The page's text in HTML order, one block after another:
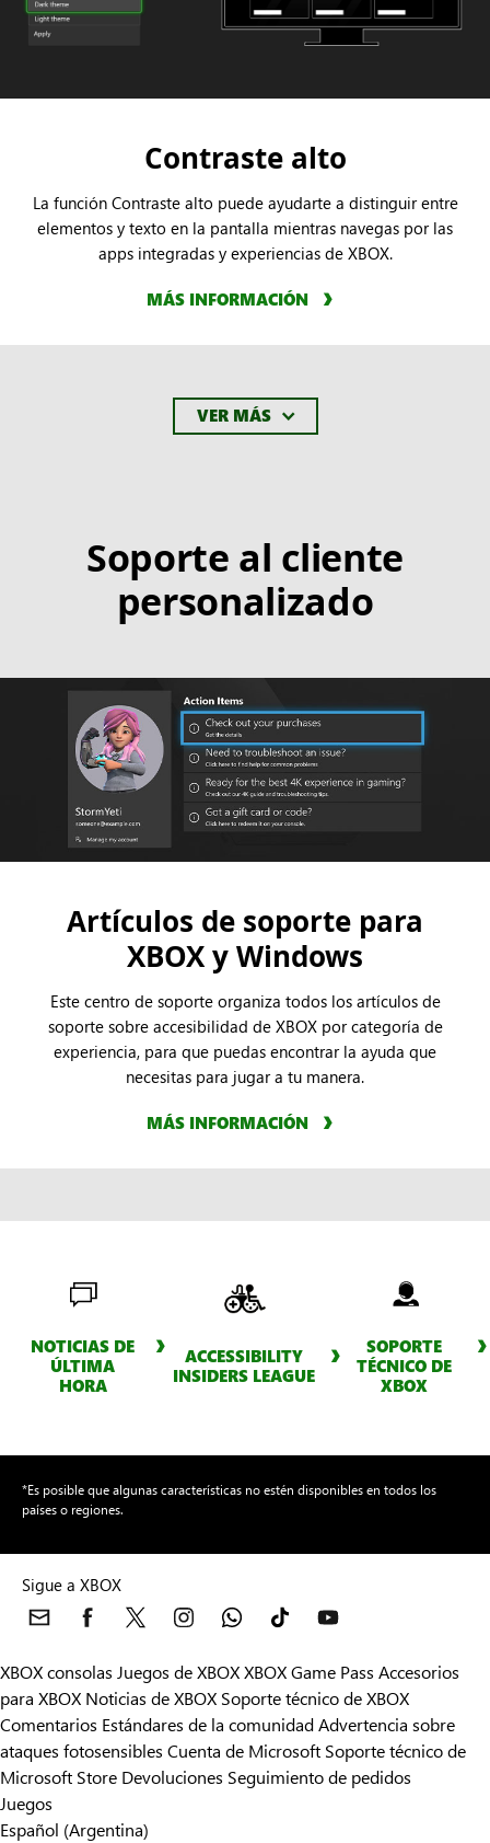
Contraste alto
La función Contraste alto puede ayudarte a distinguir entre
elementos y texto en la pantalla mientras navegas por las
apps integradas y experiencias de XBOX.
MÁS INFORMACIÓN
VER MÁS
Soporte al cliente
personalizado
Artículos de soporte para
XBOX y Windows
Este centro de soporte organiza todos los artículos de
soporte sobre accesibilidad de XBOX por categoría de
experiencia, para que puedas encontrar la ayuda que
necesitas para jugar a tu manera.
MÁS INFORMACIÓN
NOTICIAS DE
ÚLTIMA
HORA
ACCESSIBILITY
INSIDERS LEAGUE
SOPORTE
TÉCNICO DE
XBOX
*Es posible que algunas características no estén disponibles en todos los
países o regiones.
Sigue a XBOX
XBOX consolas Juegos de XBOXXBOX Game Pass Accesorios
para XBOX Noticias de XBOX Soporte técnico de XBOX
Comentarios Estándares de la comunidadAdvertencia sobre
ataques fotosensibles Cuenta de Microsoft Soporte técnico de
Microsoft Store Devoluciones Seguimiento de pedidos
Juegos
Español (Argentina)